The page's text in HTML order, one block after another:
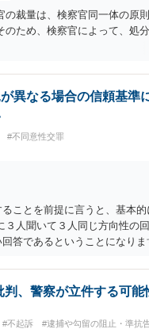
の裁量は、検察官同一体の原
のため、検察官によって、処
異なる場合の信頼基準
#不同意性交罪
ことを前提に言うと、基本
３人聞いて３人同じ方向性の
答であるということになり
らも法律実務的にありえる
で、一番相性の良いいざとい
その弁護士の発言を信じると
捕されない」と断言した弁護
判、警察が立件する可能
#不起訴
#逮捕や勾留の阻止・準抗